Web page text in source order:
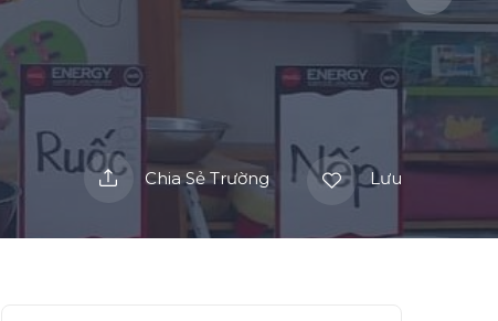
Chia Sẻ Trường Lưu